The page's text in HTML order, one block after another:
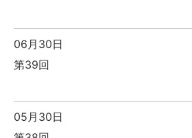
06月30日
第39回
05月30日